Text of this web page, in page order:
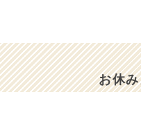
2026/02/26 2/27
2026/01/08 １／
12/
お休